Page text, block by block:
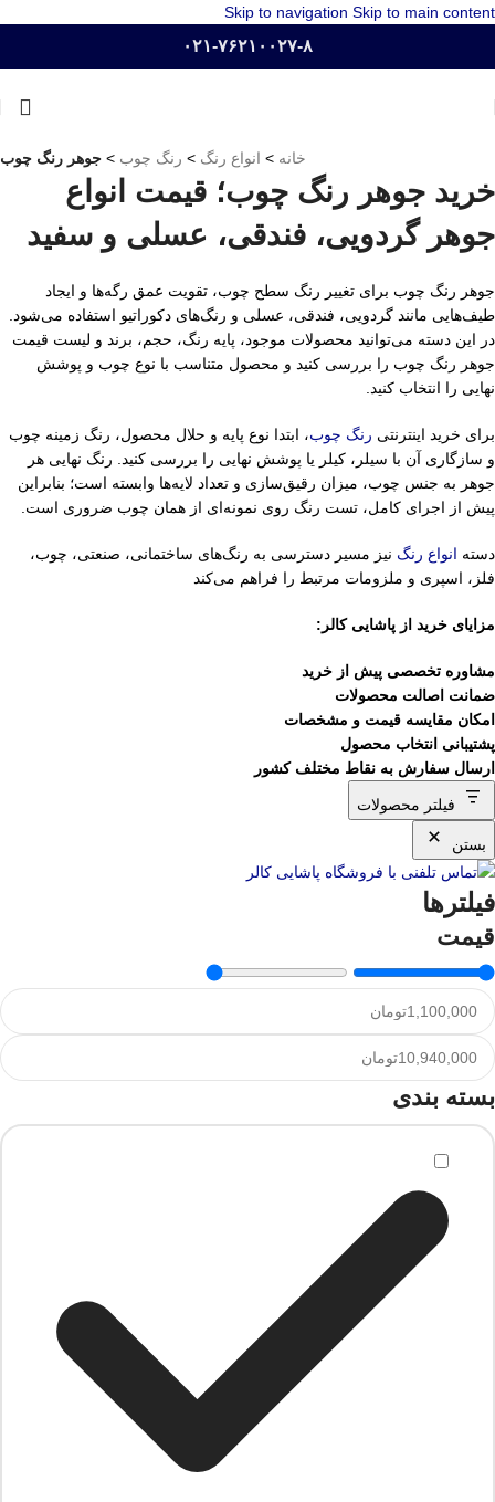
Skip to navigation Skip to main content
۰۲۱-۷۶۲۱۰۰۲۷-۸
خانه > انواع رنگ > رنگ چوب > جوهر رنگ چوب
خرید جوهر رنگ چوب؛ قیمت انواع
جوهر گردویی، فندقی، عسلی و سفید
جوهر رنگ چوب برای تغییر رنگ سطح چوب، تقویت عمق رگه‌ها و ایجاد
طیف‌هایی مانند گردویی، فندقی، عسلی و رنگ‌های دکوراتیو استفاده می‌شود.
در این دسته می‌توانید محصولات موجود، پایه رنگ، حجم، برند و لیست قیمت
جوهر رنگ چوب را بررسی کنید و محصول متناسب با نوع چوب و پوشش
نهایی را انتخاب کنید.
برای خرید اینترنتی رنگ چوب، ابتدا نوع پایه و حلال محصول، رنگ زمینه چوب
و سازگاری آن با سیلر، کیلر یا پوشش نهایی را بررسی کنید. رنگ نهایی هر
جوهر به جنس چوب، میزان رقیق‌سازی و تعداد لایه‌ها وابسته است؛ بنابراین
پیش از اجرای کامل، تست رنگ روی نمونه‌ای از همان چوب ضروری است.
دسته انواع رنگ نیز مسیر دسترسی به رنگ‌های ساختمانی، صنعتی، چوب،
فلز، اسپری و ملزومات مرتبط را فراهم می‌کند
مزایای خرید از پاشایی کالر:
مشاوره تخصصی پیش از خرید
ضمانت اصالت محصولات
امکان مقایسه قیمت و مشخصات
پشتیبانی انتخاب محصول
ارسال سفارش به نقاط مختلف کشور
فیلتر محصولات
بستن
فیلترها
قیمت
بسته بندی